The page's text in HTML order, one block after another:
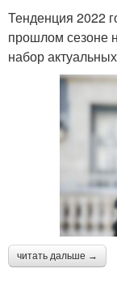
Тенденция 2022
прошлом сезоне
набор
читать дальше →